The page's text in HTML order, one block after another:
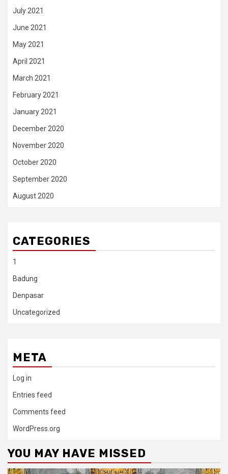
July 2021
June 2021
May 2021
April 2021
March 2021
February 2021
January 2021
December 2020
November 2020
October 2020
September 2020
August 2020
CATEGORIES
1
Badung
Denpasar
Uncategorized
META
Log in
Entries feed
Comments feed
WordPress.org
YOU MAY HAVE MISSED